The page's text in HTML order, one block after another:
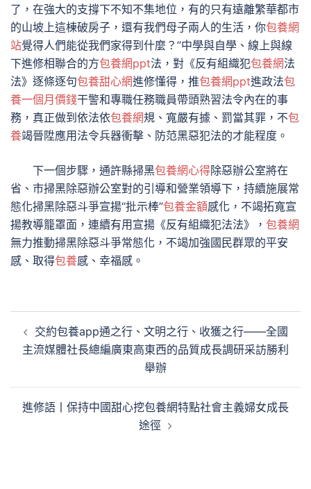
了，在強大的支撐下不知不集地位，有的只有遠離繁華都市
的山坡上這棟破房子，還有我們母子兩人的生活，你包養網
站覺得人們能從我們家得到什麼？”中學與自學、線上與線
下進修相聯合的方包養網ppt法，對《反有組織犯包養網法
法》逐條逐句包養甜心網進修懂得，推包養網ppt進政法包
養一個月價錢干警和專職任務職員帶頭熟習法令內在的事
務，真正做到依法依包養網規、寬嚴有據、罰當其罪，不包
養竭晉陞應用法令兵器衝擊、防范黑惡犯法的才能程度。
下一個步驟，通許縣掃黑包養網心得除惡辦公室將在
省、市掃黑除惡辦公室對的引導和營業領導下，持續施展常
態化掃黑除惡斗爭宣揚“批示棒”包養金額感化，不竭拓寬宣
揚教導籠罩面，連續有用宣揚《反有組織犯法法》， 包養網
無力推動掃黑除惡斗爭常態化，不竭加強國民群眾的平安
感、取得包養感、幸福感。
章
導
交約包養app通之行、文明之行、收獲之行——全國
主流媒體社長總編廣東高東西的品質成長調研采訪勝利
舉辦
進修語丨保持中國甜心挖包養網特點社會主義婦女成長
途徑